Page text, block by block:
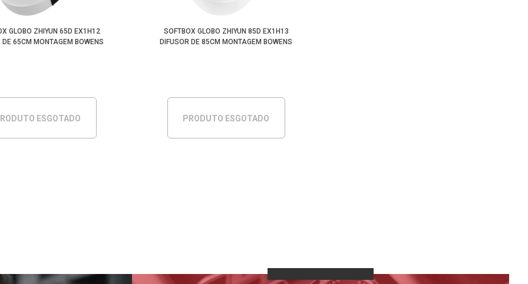
GLOBO ZHIYUN 65D EX1H12
DE 65CM MONTAGEM BOWENS
ESGOTADO
SOFTBOX GLOBO ZHIYUN 85D EX1H13
DIFUSOR DE 85CM MONTAGEM BOWENS
PRODUTO ESGOTADO